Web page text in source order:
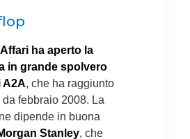
ha aperto la
in grande spolvero
A2A, che ha raggiunto
da febbraio 2008. La
dipende in buona
Stanley, che